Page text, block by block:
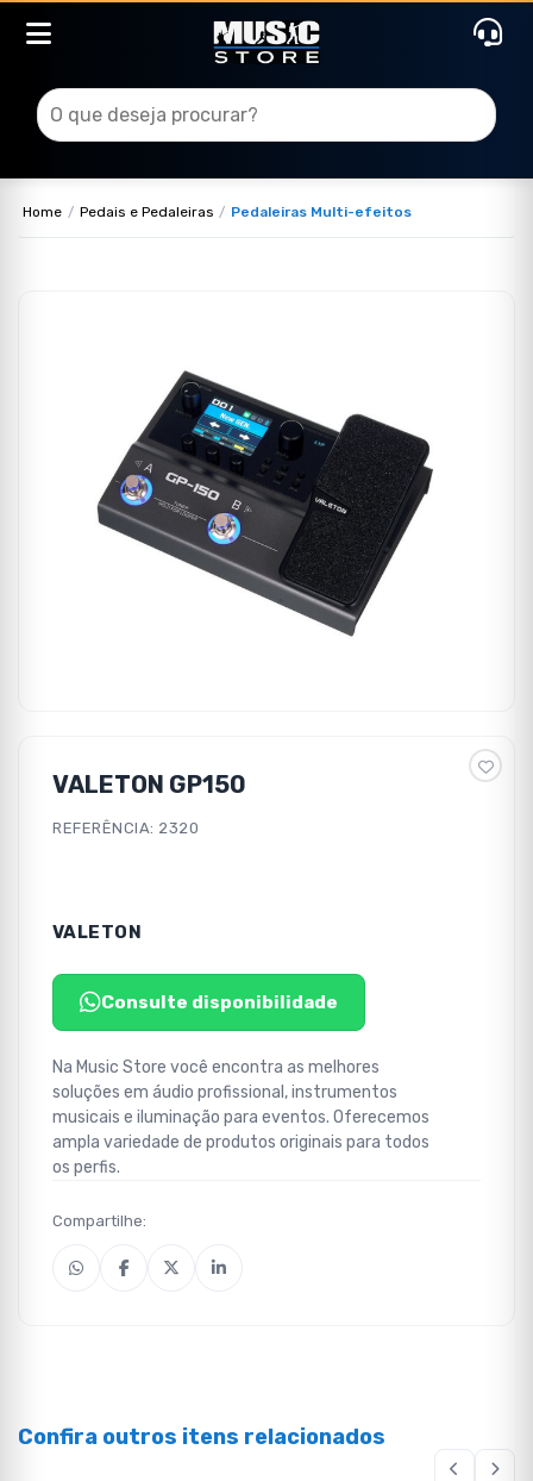
Home Pedais e Pedaleiras Pedaleiras Multi-efeitos
VALETON GP150
REFERÊNCIA: 2320
VALETON
Consulte disponibilidade
Na Music Store você encontra as melhores
soluções em áudio profissional, instrumentos
musicais e iluminação para eventos. Oferecemos
ampla variedade de produtos originais para todos
os perfis.
Compartilhe:
Confira outros itens relacionados